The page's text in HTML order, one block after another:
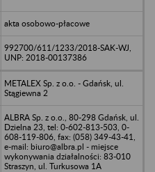
akta osobowo-płacowe
992700/611/1233/2018-SAK-WJ,
UNP: 2018-00137386
METALEX Sp. z o.o. - Gdańsk, ul.
Stągiewna 2
ALBRA Sp. z o.o., 80-298 Gdańsk, ul.
Dzielna 23, tel: 0-602-813-503, 0-
608-119-806, fax: (058) 349-43-41,
e-mail: biuro@albra.pl - miejsce
wykonywania działalności: 83-010
Straszyn, ul. Turkusowa 1A